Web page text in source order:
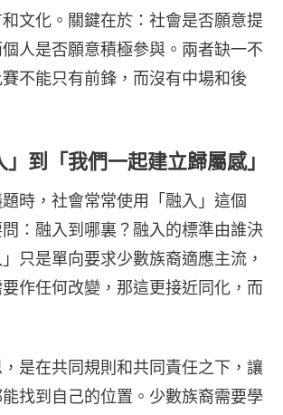
文化。關鍵在於：社會是否願意提
人是否願意積極參與。兩者缺一不
不能只有前鋒，而沒有中場和後
到「我們一起建立歸屬感」
時，社會常常使用「融入」這個
：融入到哪裏？融入的標準由誰決
只是單向要求少數族裔適應主流，
作任何改變，那這更接近同化，而
是在共同規則和共同責任之下，讓
找到自己的位置。少數族裔需要學